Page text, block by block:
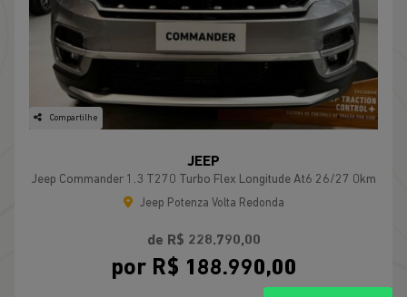
Compartilhe
JEEP
Jeep Commander 1.3 T270 Turbo Flex Longitude At6 26/27 0km
Jeep Potenza Volta Redonda
de R$ 228.790,00
por R$ 188.990,00